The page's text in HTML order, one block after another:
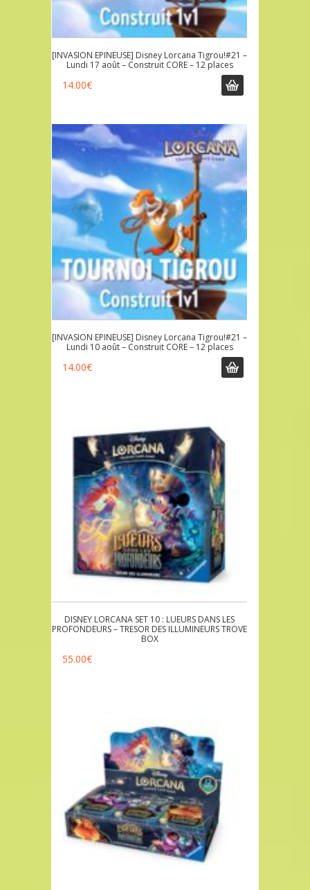
[INVASION EPINEUSE] Disney Lorcana Tigrou!#21 –
Lundi 17 août – Construit CORE – 12 places
14.00€
[INVASION EPINEUSE] Disney Lorcana Tigrou!#21 –
Lundi 10 août – Construit CORE – 12 places
14.00€
DISNEY LORCANA SET 10 : LUEURS DANS LES
PROFONDEURS – TRESOR DES ILLUMINEURS TROVE
BOX
55.00€